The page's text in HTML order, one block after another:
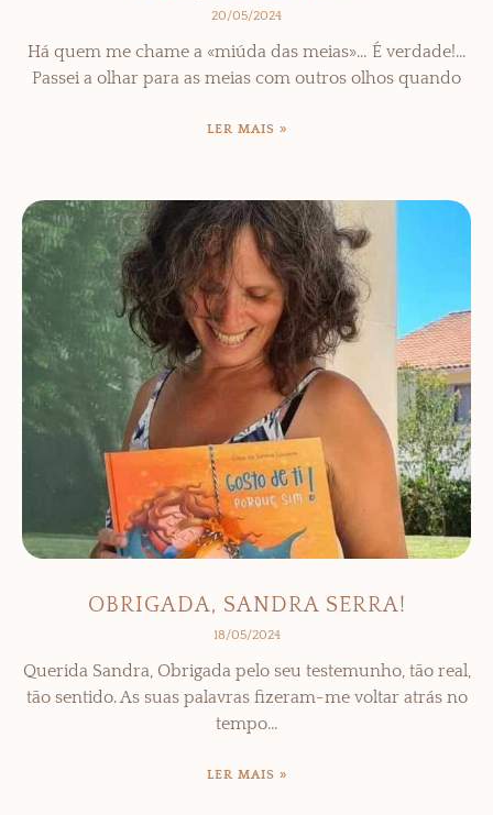
20/05/2024
Há quem me chame a «miúda das meias»… É verdade!…
Passei a olhar para as meias com outros olhos quando
LER MAIS »
OBRIGADA, SANDRA SERRA!
18/05/2024
Querida Sandra, Obrigada pelo seu testemunho, tão real,
tão sentido. As suas palavras fizeram-me voltar atrás no
tempo…
LER MAIS »